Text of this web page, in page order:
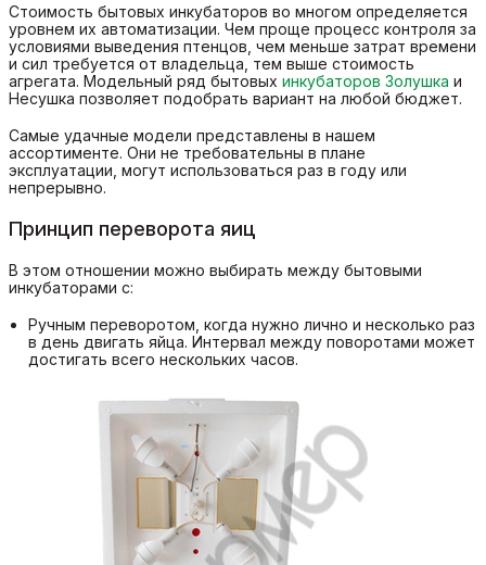
Стоимость бытовых инкубаторов во многом определяется
уровнем их автоматизации. Чем проще процесс контроля за
условиями выведения птенцов, чем меньше затрат времени
и сил требуется от владельца, тем выше стоимость
агрегата. Модельный ряд бытовых инкубаторов Золушка и
Несушка позволяет подобрать вариант на любой бюджет.
Самые удачные модели представлены в нашем
ассортименте. Они не требовательны в плане
эксплуатации, могут использоваться раз в году или
непрерывно.
Принцип переворота яиц
В этом отношении можно выбирать между бытовыми
инкубаторами с:
Ручным переворотом, когда нужно лично и несколько раз
в день двигать яйца. Интервал между поворотами может
достигать всего нескольких часов.